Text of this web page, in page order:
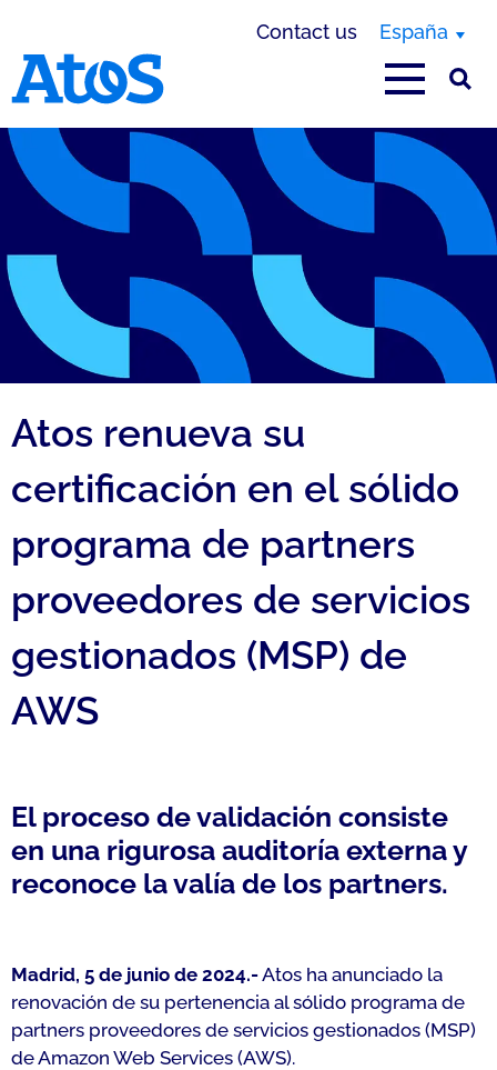
Contact us España
Atos renueva su
certificación en el sólido
programa de partners
proveedores de servicios
gestionados (MSP) de
AWS
El proceso de validación consiste
en una rigurosa auditoría externa y
reconoce la valía de los partners.
Madrid, 5 de junio de 2024.-Atos ha anunciado la
renovación de su pertenencia al sólido programa de
partners proveedores de servicios gestionados (MSP)
de Amazon Web Services (AWS).